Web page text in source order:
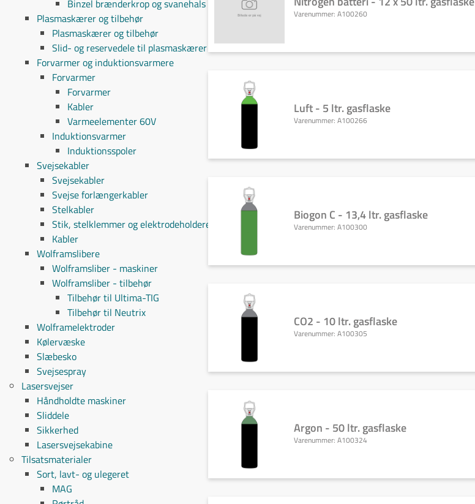
Binzel brænderkrop og svanehals
Plasmaskærer og tilbehør
Plasmaskærer og tilbehør
Slid- og reservedele til plasmaskærer
Forvarmer og induktionsvarmere
Forvarmer
Forvarmer
Kabler
Varmeelementer 60V
Induktionsvarmer
Induktionsspoler
Svejsekabler
Svejsekabler
Svejse forlængerkabler
Stelkabler
Stik, stelklemmer og elektrodeholdere
Kabler
Wolframslibere
Wolframsliber - maskiner
Wolframsliber - tilbehør
Tilbehør til Ultima-TIG
Tilbehør til Neutrix
Wolframelektroder
Kølervæske
Slæbesko
Svejsespray
Lasersvejser
Håndholdte maskiner
Sliddele
Sikkerhed
Lasersvejsekabine
Tilsatsmaterialer
Sort, lavt- og ulegeret
MAG
Varenummer: A100260
Luft - 5 ltr. gasflaske
Varenummer: A100266
Biogon C - 13,4 ltr. gasflaske
Varenummer: A100300
CO2 - 10 ltr. gasflaske
Varenummer: A100305
Argon - 50 ltr. gasflaske
Varenummer: A100324